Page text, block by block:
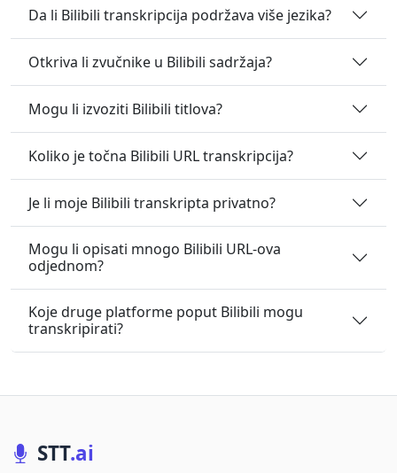
Da li Bilibili transkripcija podržava više jezika?
Otkriva li zvučnike u Bilibili sadržaja?
Mogu li izvoziti Bilibili titlova?
Koliko je točna Bilibili URL transkripcija?
Je li moje Bilibili transkripta privatno?
Mogu li opisati mnogo Bilibili URL-ova
odjednom?
Koje druge platforme poput Bilibili mogu
transkripirati?
STT.ai